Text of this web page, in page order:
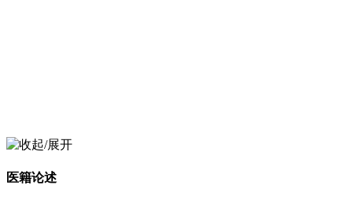
医籍论述